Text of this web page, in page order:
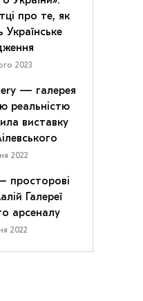
про те, як
Українське
2023
— галерея
реальністю
виставку
2022
просторові
Галереї
арсеналу
2022